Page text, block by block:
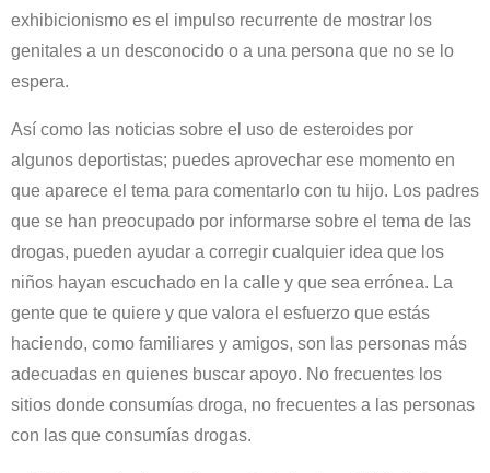
exhibicionismo es el impulso recurrente de mostrar los
genitales a un desconocido o a una persona que no se lo
espera.
Así como las noticias sobre el uso de esteroides por
algunos deportistas; puedes aprovechar ese momento en
que aparece el tema para comentarlo con tu hijo. Los padres
que se han preocupado por informarse sobre el tema de las
drogas, pueden ayudar a corregir cualquier idea que los
niños hayan escuchado en la calle y que sea errónea. La
gente que te quiere y que valora el esfuerzo que estás
haciendo, como familiares y amigos, son las personas más
adecuadas en quienes buscar apoyo. No frecuentes los
sitios donde consumías droga, no frecuentes a las personas
con las que consumías drogas.